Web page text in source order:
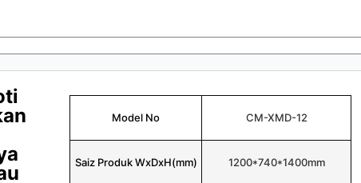
Model No CM-XMD-12
Saiz Produk WxDxH(mm) 1200*740*1400mm